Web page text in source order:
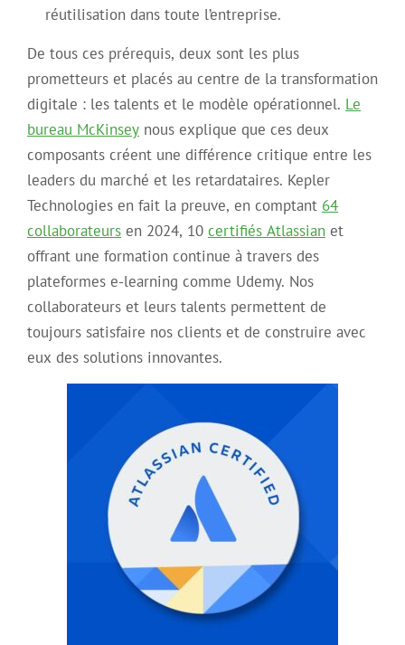
réutilisation dans toute l’entreprise.
De tous ces prérequis, deux sont les plus
prometteurs et placés au centre de la transformation
digitale : les talents et le modèle opérationnel. Le
bureau McKinsey nous explique que ces deux
composants créent une différence critique entre les
leaders du marché et les retardataires. Kepler
Technologies en fait la preuve, en comptant 64
collaborateurs en 2024, 10 certifiés Atlassian et
offrant une formation continue à travers des
plateformes e-learning comme Udemy. Nos
collaborateurs et leurs talents permettent de
toujours satisfaire nos clients et de construire avec
eux des solutions innovantes.